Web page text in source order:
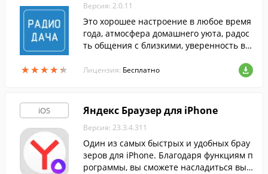
★★★★★
★★★★★
Версия: 2.0.11
Это хорошее настроение в любое время
года, атмосфера домашнего уюта, радос
ть общения с близкими, уверенность в с
Лицензия: Бесплатно
iOS Яндекс Браузер для iPhone
Версия: 23.3.4.311
Один из самых быстрых и удобных брау
зеров для iPhone. Благодаря функциям п
рограммы, вы сможете насладиться выс